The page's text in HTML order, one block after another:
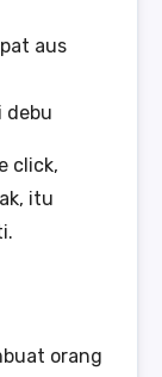
aus
debu
click,
itu
orang